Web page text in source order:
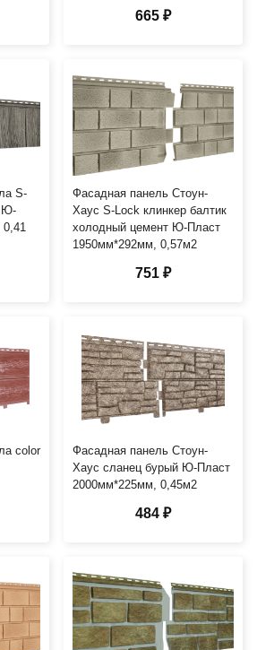
665 ₽
S-
Ю-
Фасадная панель Стоун-
Хаус S-Lock клинкер балтик
холодный цемент Ю-Пласт
1950мм*292мм, 0,57м2
751 ₽
color
Фасадная панель Стоун-
Хаус сланец бурый Ю-Пласт
2000мм*225мм, 0,45м2
484 ₽